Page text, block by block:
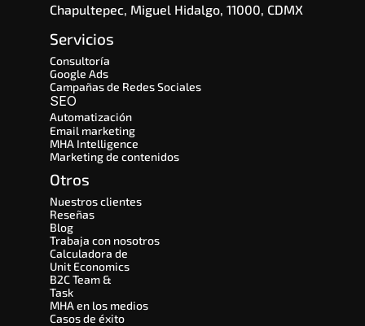
Chapultepec, Miguel Hidalgo, 11000, CDMX
Servicios
Consultoría
Google Ads
Campañas de Redes Sociales
Automatización
Email marketing
MHA Intelligence
Marketing de contenidos
Otros
Nuestros clientes
Reseñas
Blog
Trabaja con nosotros
Calculadora de
Unit Economics
B2C Team &
Task
MHA en los medios
Casos de éxito